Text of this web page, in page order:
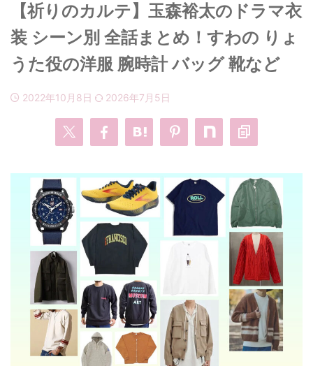
・堀田真由
多部未華子
広瀬すず
あのクズ
若草物語
・わたしの宝物
・ ライオンの隠れ家
・
・ワンピース
・ 腕時計
【祈りのカルテ】玉森裕太のドラマ衣
装 シーン別 全話まとめ！すわの りょ
うた役の洋服 腕時計 バッグ 靴など
2022年10月8日 2026年7月5日